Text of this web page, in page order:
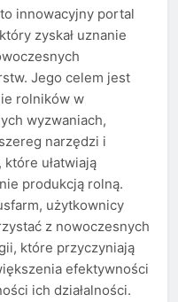
innowacyjny portal
zyskał uznanie
Jego celem jest
rolników w
wyzwaniach,
narzędzi i
które ułatwiają
produkcją rolną.
użytkownicy
z nowoczesnych
które przyczyniają
efektywności
ich działalności.